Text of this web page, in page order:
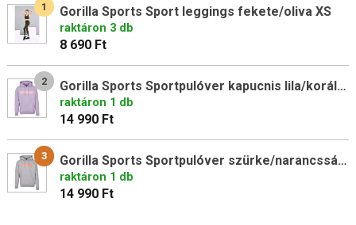
1 Gorilla Sports Sport leggings fekete/oliva XS
raktáron 3 db
8 690 Ft
2 Gorilla Sports Sportpulóver kapucnis lila/korál M
raktáron 1 db
14 990 Ft
3 Gorilla Sports Sportpulóver szürke/narancssárga L
raktáron 1 db
14 990 Ft